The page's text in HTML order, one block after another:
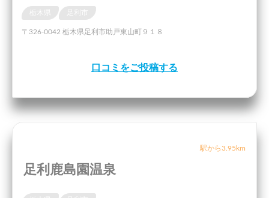
〒326-0042 栃木県足利市助戸東山町９１８
口コミをご投稿する
駅から3.95km
足利鹿島園温泉